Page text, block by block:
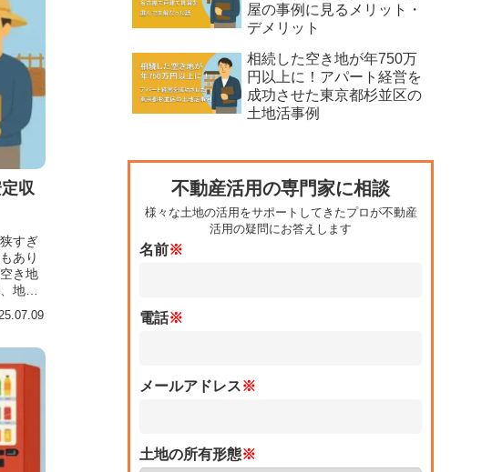
収
すぎ
あり
き地
地域
屋の事例に見るメリット・
デメリット
相続した空き地が年750万
円以上に！アパート経営を
成功させた東京都杉並区の
土地活事例
不動産活用の専門家に相談
様々な土地の活用をサポートしてきたプロが不動産
活用の疑問にお答えします
名前※
電話※
メールアドレス※
土地の所有形態※